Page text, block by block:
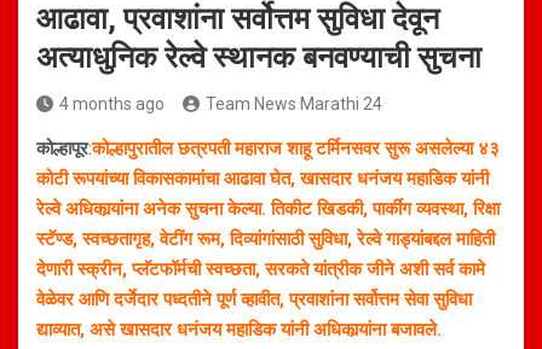
आढावा, प्रवाशांना सर्वोत्तम सुविधा देवून
अत्याधुनिक रेल्वे स्थानक बनवण्याची सुचना
4 months ago Team News Marathi 24
कोल्हापूर:कोल्हापुरातील छत्रपती महाराज शाहू टर्मिनसवर सुरू असलेल्या ४३
कोटी रूपयांच्या विकासकामांचा आढावा घेत, खासदार धनंजय महाडिक यांनी
रेल्वे अधिकार्‍यांना अनेक सुचना केल्या. तिकीट खिडकी, पार्कींग व्यवस्था, रिक्षा
स्टॅण्ड, स्वच्छतागृह, वेटींग रूम, दिव्यांगांसाठी सुविधा, रेल्वे गाड्यांबद्दल माहिती
देणारी स्क्रीन, प्लॅटफॉर्मची स्वच्छता, सरकते यांत्रीक जीने अशी सर्व कामे
वेळेवर आणि दर्जेदार पध्दतीने पूर्ण व्हावीत, प्रवाशांना सर्वोत्तम सेवा सुविधा
द्याव्यात, असे खासदार धनंजय महाडिक यांनी अधिकार्‍यांना बजावले.